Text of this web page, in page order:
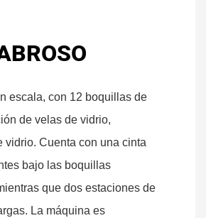
escala, con 12 boquillas de
de velas de vidrio,
vidrio. Cuenta con una cinta
bajo las boquillas
que dos estaciones de
La máquina es